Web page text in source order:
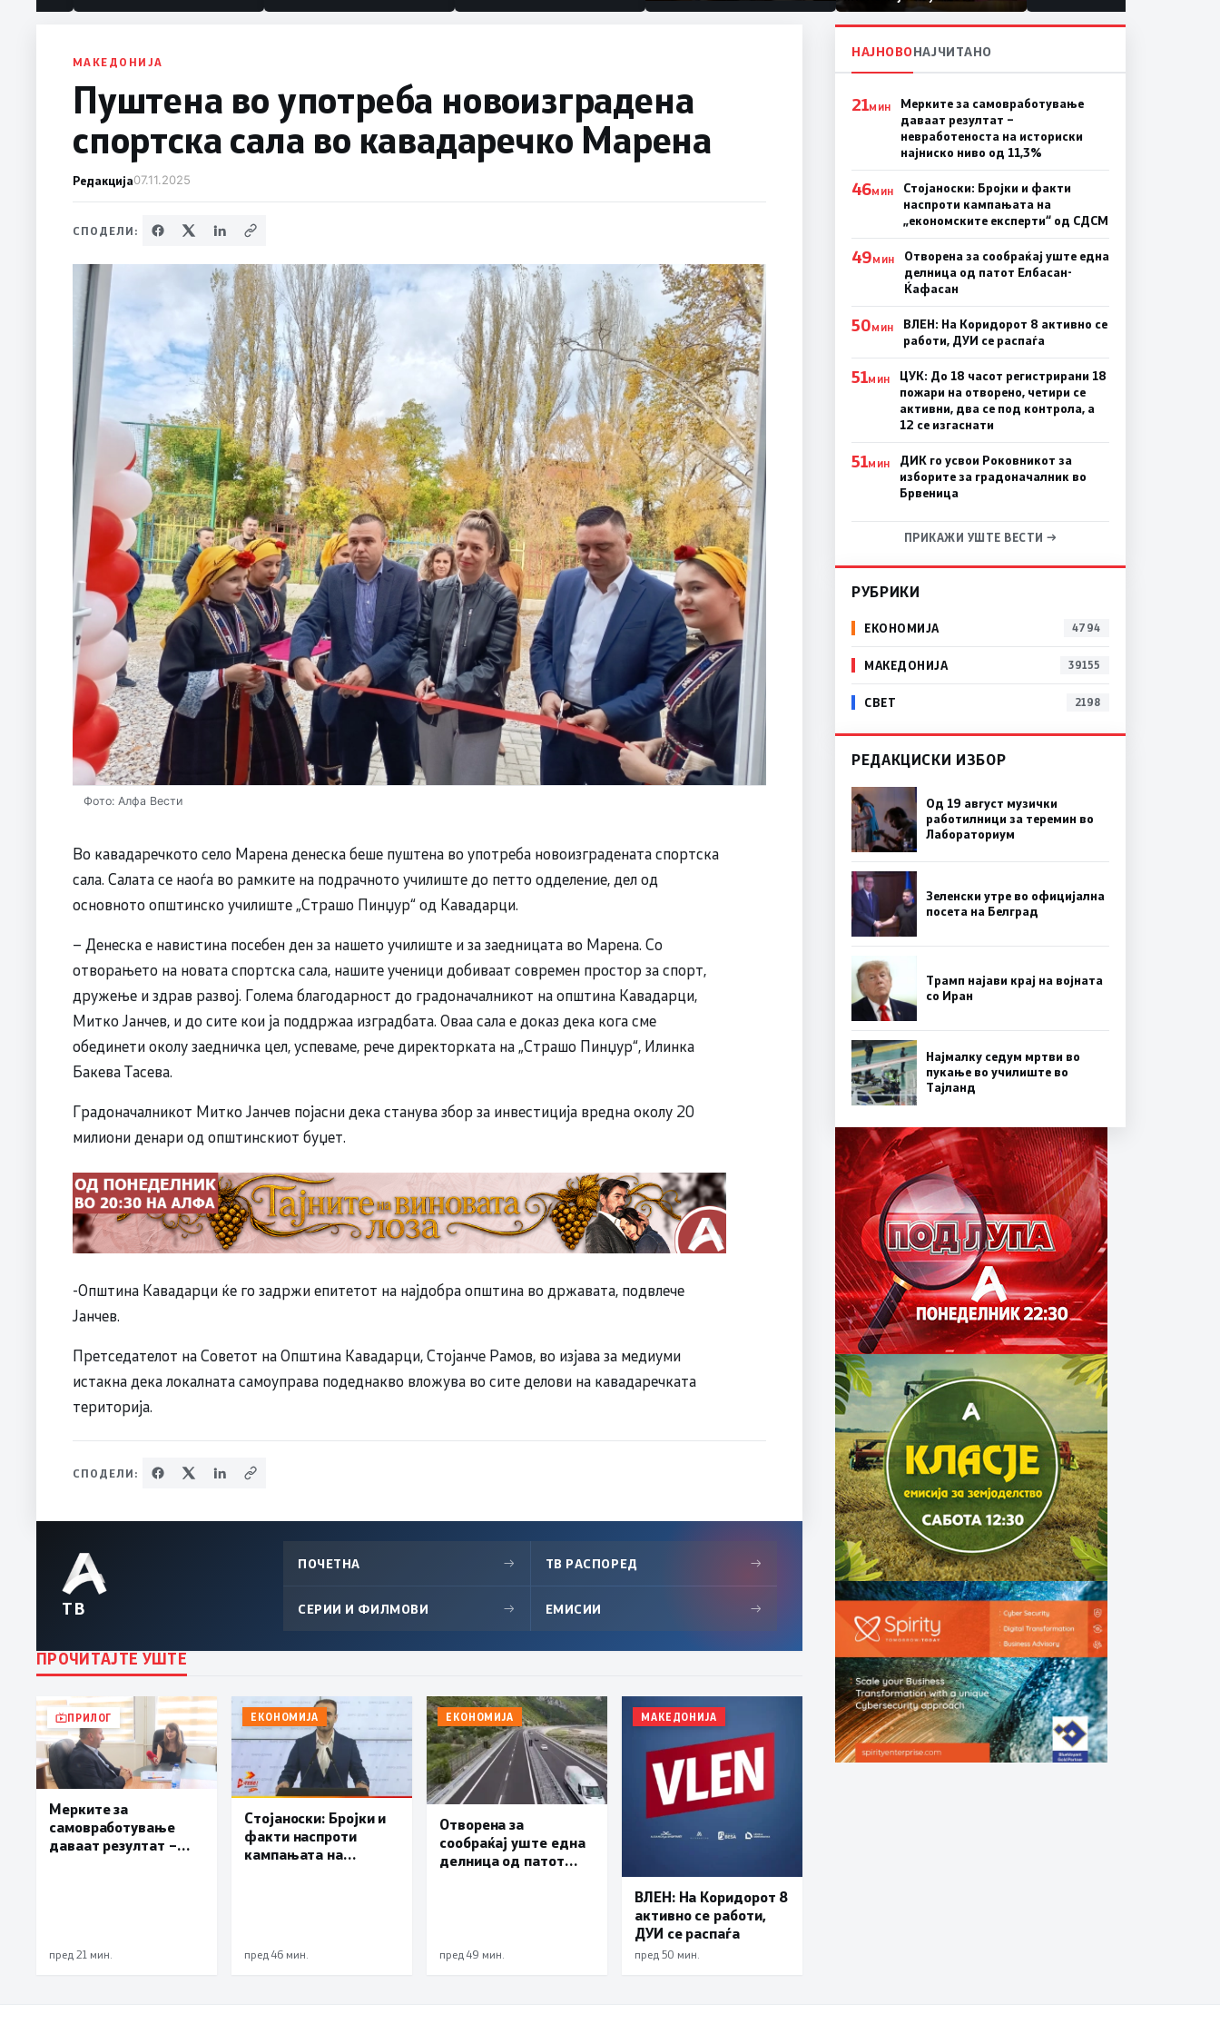
половина тунел во слепа
првачиња помалку
МАКЕДОНИЈА
Пуштена во употреба новоизградена
спортска сала во кавадаречко Марена
Редакција07.11.2025
СПОДЕЛИ:
Фото: Алфа Вести
Во кавадаречкото село Марена денеска беше пуштена во употреба новоизградената спортска
сала. Салата се наоѓа во рамките на подрачното училиште до петто одделение, дел од
основното општинско училиште „Страшо Пинџур“ од Кавадарци.
– Денеска е навистина посебен ден за нашето училиште и за заедницата во Марена. Со
отворањето на новата спортска сала, нашите ученици добиваат современ простор за спорт,
дружење и здрав развој. Голема благодарност до градоначалникот на општина Кавадарци,
Митко Јанчев, и до сите кои ја поддржаа изградбата. Оваа сала е доказ дека кога сме
обединети околу заедничка цел, успеваме, рече директорката на „Страшо Пинџур“, Илинка
Бакева Тасева.
Градоначалникот Митко Јанчев појасни дека станува збор за инвестиција вредна околу 20
милиони денари од општинскиот буџет.
-Општина Кавадарци ќе го задржи епитетот на најдобра општина во државата, подвлече
Јанчев.
Претседателот на Советот на Општина Кавадарци, Стојанче Рамов, во изјава за медиуми
истакна дека локалната самоуправа подеднакво вложува во сите делови на кавадаречката
територија.
СПОДЕЛИ:
ТВ
ПОЧЕТНА → ТВ РАСПОРЕД →
СЕРИИ И ФИЛМОВИ → ЕМИСИИ →
ПРОЧИТАЈТЕ УШТЕ
ПРИЛОГ
Мерките за
самовработување
даваат резултат –
пред 21 мин.
ЕКОНОМИЈА
Стојаноски: Бројки и
факти наспроти
кампањата на
пред 46 мин.
ЕКОНОМИЈА
Отворена за
сообраќај уште една
делница од патот
пред 49 мин.
МАКЕДОНИЈА
ВЛЕН: На Коридорот 8
активно се работи,
ДУИ се распаѓа
пред 50 мин.
НАЈНОВОНАЈЧИТАНО
21МИН
Мерките за самовработување
даваат резултат –
невработеноста на историски
најниско ниво од 11,3%
46МИН
Стојаноски: Бројки и факти
наспроти кампањата на
„економските експерти“ од СДСM
49МИН
Отворена за сообраќај уште една
делница од патот Елбасан-
Ќафасан
50МИН
ВЛЕН: На Коридорот 8 активно се
работи, ДУИ се распаѓа
51МИН
ЦУК: До 18 часот регистрирани 18
пожари на отворено, четири се
активни, два се под контрола, а
12 се изгаснати
51МИН
ДИК го усвои Роковникот за
изборите за градоначалник во
Брвеница
ПРИКАЖИ УШТЕ ВЕСТИ →
РУБРИКИ
ЕКОНОМИЈА 4794
МАКЕДОНИЈА 39155
СВЕТ 2198
РЕДАКЦИСКИ ИЗБОР
Од 19 август музички
работилници за теремин во
Лабораториум
Зеленски утре во официјална
посета на Белград
Трамп најави крај на војната
со Иран
Најмалку седум мртви во
пукање во училиште во
Тајланд